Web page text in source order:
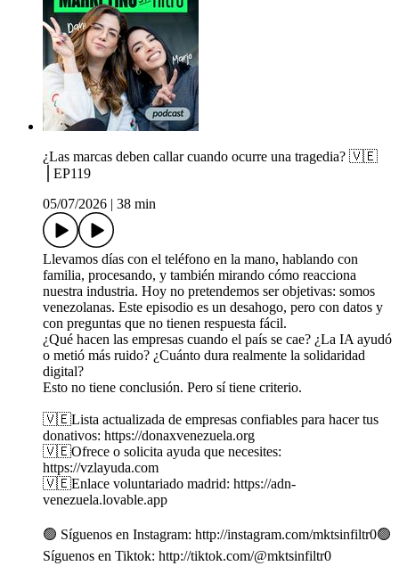
¿Las marcas deben callar cuando ocurre una tragedia? 🇻🇪
⎪EP119
05/07/2026
38 min
Llevamos días con el teléfono en la mano, hablando con
familia, procesando, y también mirando cómo reacciona
nuestra industria. Hoy no pretendemos ser objetivas: somos
venezolanas. Este episodio es un desahogo, pero con datos y
con preguntas que no tienen respuesta fácil.
¿Qué hacen las empresas cuando el país se cae? ¿La IA ayudó
o metió más ruido? ¿Cuánto dura realmente la solidaridad
digital?
Esto no tiene conclusión. Pero sí tiene criterio.
🇻🇪Lista actualizada de empresas confiables para hacer tus
donativos: https://donaxvenezuela.org
🇻🇪Ofrece o solicita ayuda que necesites:
https://vzlayuda.com
🇻🇪Enlace voluntariado madrid: https://adn-
venezuela.lovable.app
🟢 Síguenos en Instagram: http://instagram.com/mktsinfiltr0🟢
Síguenos en Tiktok: http://tiktok.com/@mktsinfiltr0